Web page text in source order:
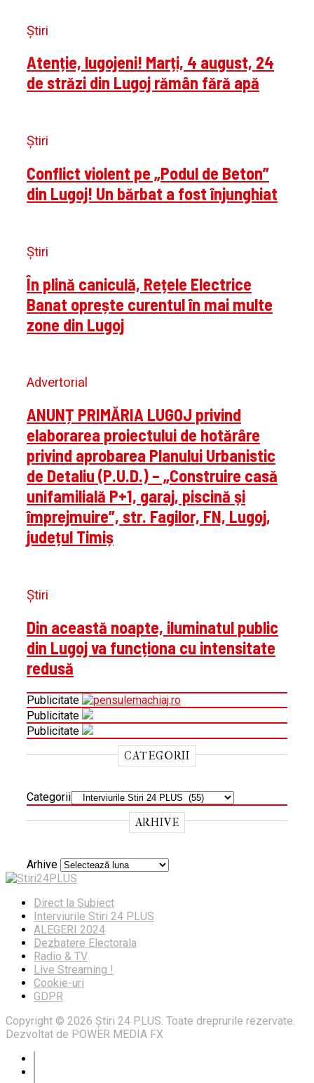
Știri
Atenție, lugojeni! Marți, 4 august, 24
de străzi din Lugoj rămân fără apă
Știri
Conflict violent pe „Podul de Beton”
din Lugoj! Un bărbat a fost înjunghiat
Știri
În plină caniculă, Rețele Electrice
Banat oprește curentul în mai multe
zone din Lugoj
Advertorial
ANUNȚ PRIMĂRIA LUGOJ privind
elaborarea proiectului de hotărâre
privind aprobarea Planului Urbanistic
de Detaliu (P.U.D.) – „Construire casă
unifamilială P+1, garaj, piscină și
împrejmuire”, str. Fagilor, FN, Lugoj,
județul Timiș
Știri
Din această noapte, iluminatul public
din Lugoj va funcționa cu intensitate
redusă
Publicitate
Publicitate
Publicitate
CATEGORII
Categorii
ARHIVE
Arhive
Direct la Subiect
Interviurile Stiri 24 PLUS
ALEGERI 2024
Dezbatere Electorala
Radio & TV
Live Streaming !
Cookie-uri
GDPR
Copyright © 2026 Știri 24 PLUS. Toate dreprurile rezervate.
Dezvoltat de POWER MEDIA FX